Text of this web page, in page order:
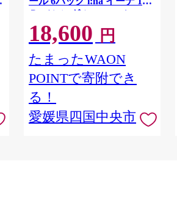
Ｒ （シングル・100ｍ） × 6
パック 日用品 消耗品 新生活
備蓄 防災 愛媛県 四国中央市
18,600 円
たまったWAON
POINTで寄附でき
る！
愛媛県四国中央市